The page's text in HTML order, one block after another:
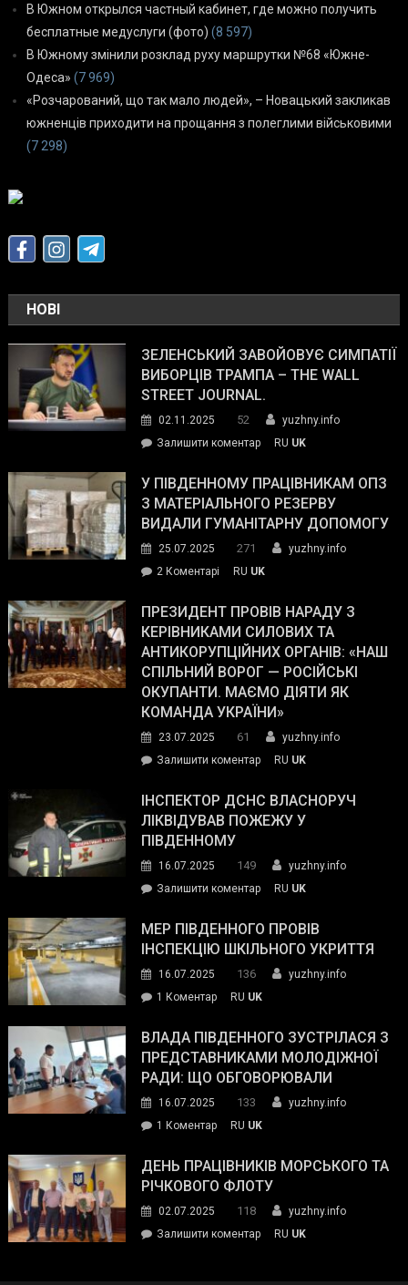
В Южном открылся частный кабинет, где можно получить
бесплатные медуслуги (фото) (8 597)
В Южному змінили розклад руху маршрутки №68 «Южне-
Одеса» (7 969)
«Розчарований, що так мало людей», – Новацький закликав
южненців приходити на прощання з полеглими військовими
(7 298)
НОВІ
ЗЕЛЕНСЬКИЙ ЗАВОЙОВУЄ СИМПАТІЇ
ВИБОРЦІВ ТРАМПА – THE WALL
STREET JOURNAL.
02.11.2025 52
yuzhny.info
Залишити коментарon
завойовує
симпатії
виборців
The
Street
Journal.
RU UK
У ПІВДЕННОМУ ПРАЦІВНИКАМ ОПЗ
З МАТЕРІАЛЬНОГО РЕЗЕРВУ
ВИДАЛИ ГУМАНІТАРНУ ДОПОМОГУ
25.07.2025 271
yuzhny.info
2 Коментарі
Південному
працівникам
ОПЗ
з
матеріального
резерву
гуманітарну
допомогу
RU UK
ПРЕЗИДЕНТ ПРОВІВ НАРАДУ З
КЕРІВНИКАМИ СИЛОВИХ ТА
АНТИКОРУПЦІЙНИХ ОРГАНІВ: «НАШ
СПІЛЬНИЙ ВОРОГ — РОСІЙСЬКІ
ОКУПАНТИ. МАЄМО ДІЯТИ ЯК
КОМАНДА УКРАЇНИ»
23.07.2025 61
yuzhny.info
Залишити коментарon
провів
нараду
силових
та
органів:
«Наш
спільний
окупанти.
Маємо
діяти
команда
RU UK
ІНСПЕКТОР ДСНС ВЛАСНОРУЧ
ЛІКВІДУВАВ ПОЖЕЖУ У
ПІВДЕННОМУ
16.07.2025 149
yuzhny.info
Залишити коментарon
ДСНС
власноруч
пожежу
у
RU UK
МЕР ПІВДЕННОГО ПРОВІВ
ІНСПЕКЦІЮ ШКІЛЬНОГО УКРИТТЯ
16.07.2025 136
yuzhny.info
1 Коментардо
Південного
провів
інспекцію
укриття
RU UK
ВЛАДА ПІВДЕННОГО ЗУСТРІЛАСЯ З
ПРЕДСТАВНИКАМИ МОЛОДІЖНОЇ
РАДИ: ЩО ОБГОВОРЮВАЛИ
16.07.2025 133
yuzhny.info
1 Коментардо
Південного
зустрілася
представниками
молодіжної
RU UK
ДЕНЬ ПРАЦІВНИКІВ МОРСЬКОГО ТА
РІЧКОВОГО ФЛОТУ
02.07.2025 118
yuzhny.info
Залишити коментарon
RU UK